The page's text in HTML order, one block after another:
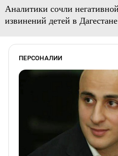
Аналитики сочли
извинений детей в Дагестане
ПЕРСОНАЛИИ